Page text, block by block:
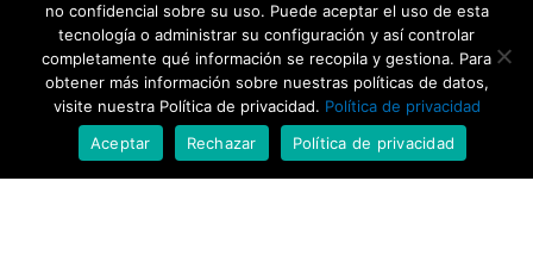
Política de Evaluación de Proveedores
Suscribirse a nuestro boletín de actividades
no confidencial sobre su uso. Puede aceptar el uso de esta
tecnología o administrar su configuración y así controlar
completamente qué información se recopila y gestiona. Para
obtener más información sobre nuestras políticas de datos,
visite nuestra Política de privacidad. Política de privacidad
Aceptar
Rechazar Política de privacidad